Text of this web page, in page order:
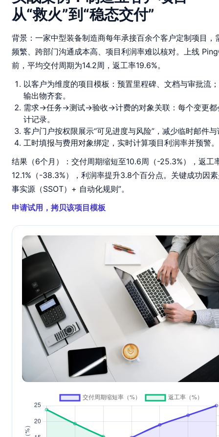
从“救火”到“稳态交付”
背景：一家中型装备制造商每年承接百余个客户定制项目，
频繁、跨部门沟通成本高、项目利润率难以核对。上线
前，平均交付周期为14.2周，返工率19.6%。
以客户为维度的项目模板：预置里程碑、文档与审批流
输出物齐套。
需求→任务→测试→验收→计费的对象关联：每个变更都
计记录。
客户门户按权限展示“可见进度与风险”，减少临时邮件
工时填报与费用对象绑定，实时计算项目利润率并预警。
结果（6个月）：交付周期缩短至10.6周（-25.3%），返工
12.1%（-38.3%），利润率提升3.8个百分点。关键成功因
事实源（SSOT）+ 自动化规则”。
申请试用，拷贝该项目模板